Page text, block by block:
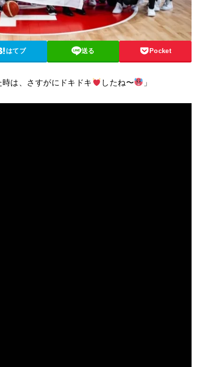
はてブ 送る Pocket
は、さすがにドキドキ したね〜 」